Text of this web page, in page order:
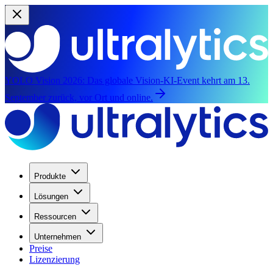
YOLO Vision 2026: Das globale Vision-KI-Event kehrt am 13.
September zurück, vor Ort und online.
Produkte
Lösungen
Ressourcen
Unternehmen
Preise
Lizenzierung